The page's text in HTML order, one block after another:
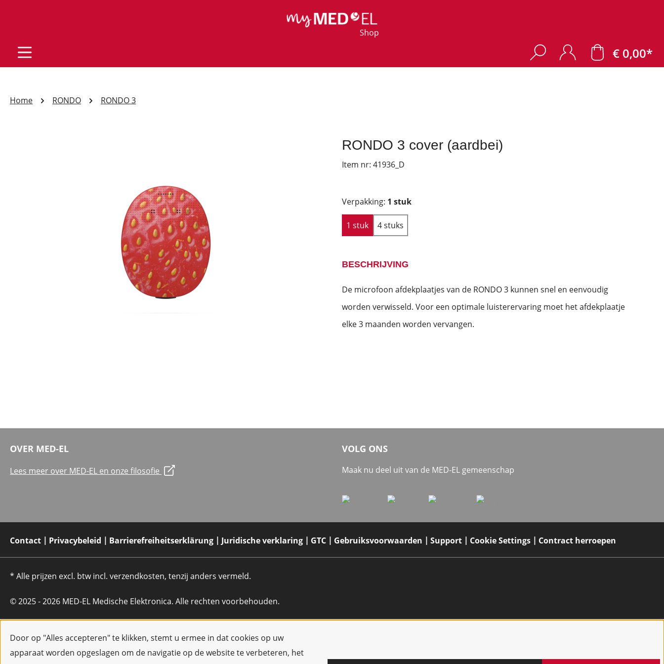
Door op "Alles accepteren" te klikken, stemt u ermee in dat cookies op uw
apparaat worden opgeslagen om de navigatie op de website te verbeteren, het
Shop
€ 0,00*
Home RONDO RONDO 3
RONDO 3 cover (aardbei)
Item nr: 41936_D
Verpakking: 1 stuk
1 stuk 4 stuks
BESCHRIJVING
De microfoon afdekplaatjes van de RONDO 3 kunnen snel en eenvoudig
worden verwisseld. Voor een optimale luisterervaring moet het afdekplaatje
elke 3 maanden worden vervangen.
OVER MED-EL
Lees meer over MED-EL en onze filosofie
VOLG ONS
Maak nu deel uit van de MED-EL gemeenschap
Contact Privacybeleid Barrierefreiheitserklärung Juridische verklaring GTC Gebruiksvoorwaarden Support Cookie Settings Contract herroepen
* Alle prijzen excl. btw incl. verzendkosten, tenzij anders vermeld.
© 2025 - 2026 MED-EL Medische Elektronica. Alle rechten voorbehouden.